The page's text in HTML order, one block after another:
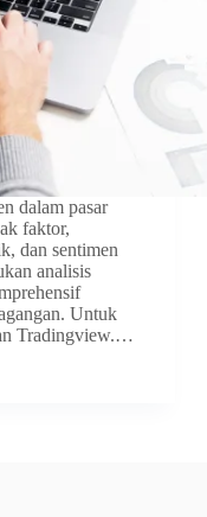
dalam pasar
faktor,
dan sentimen
analisis
Untuk
Tradingview.…